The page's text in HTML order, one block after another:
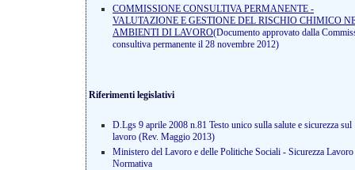
COMMISSIONE CONSULTIVA PERMANENTE -
VALUTAZIONE E GESTIONE DEL RISCHIO CHIMICO
AMBIENTI DI LAVORO(Documento approvato dalla
consultiva permanente il 28 novembre 2012)
Riferimenti legislativi
D.Lgs 9 aprile 2008 n.81 Testo unico sulla salute e sicurezza sul
lavoro (Rev. Maggio 2013)
Ministero del Lavoro e delle Politiche Sociali - Sicurezza
Normativa